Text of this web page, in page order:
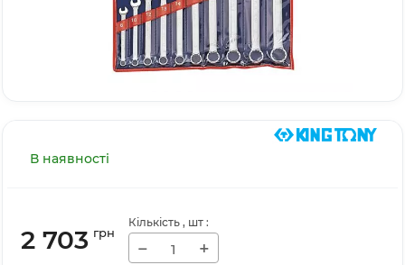
В наявності
2 703 грн
Кількість , шт :
− +